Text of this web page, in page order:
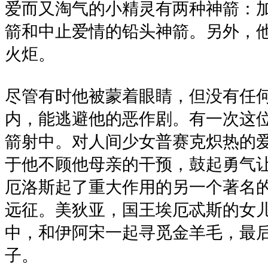
爱而又淘气的小精灵有两种神箭：
箭和中止爱情的铅头神箭。另外，
火炬。
尽管有时他被蒙着眼睛，但没有任
内，能逃避他的恶作剧。有一次这
箭射中。对人间少女普赛克炽热的
于他不顾他母亲的干预，鼓起勇气
厄洛斯起了重大作用的另一个著名
远征。美狄亚，国王埃厄忒斯的女
中，和伊阿宋一起寻觅金羊毛，最
子。